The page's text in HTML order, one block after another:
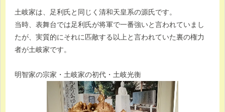
土岐家は、足利氏と同じく清和天皇系の源氏です。
当時、表舞台では足利氏が将軍で一番強いと言われていまし
たが、実質的にそれに匹敵する以上と言われていた裏の権力
者が土岐家です。
明智家の宗家・土岐家の初代・土岐光衡